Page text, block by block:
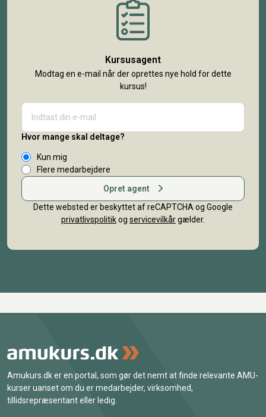
Kursusagent
Modtag en e-mail når der oprettes nye hold for dette
kursus!
Hvor mange skal deltage?
Kun mig
Flere medarbejdere
Opret agent
Dette websted er beskyttet af reCAPTCHA og Google
privatlivspolitikog servicevilkårgælder.
Amukurs.dk er en portal, som gør det nemt at finde relevante AMU-
kurser uanset om du er medarbejder, virksomhed,
tillidsrepræsentant eller ledig.